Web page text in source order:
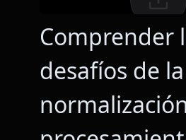
Comprender
desafíos de la